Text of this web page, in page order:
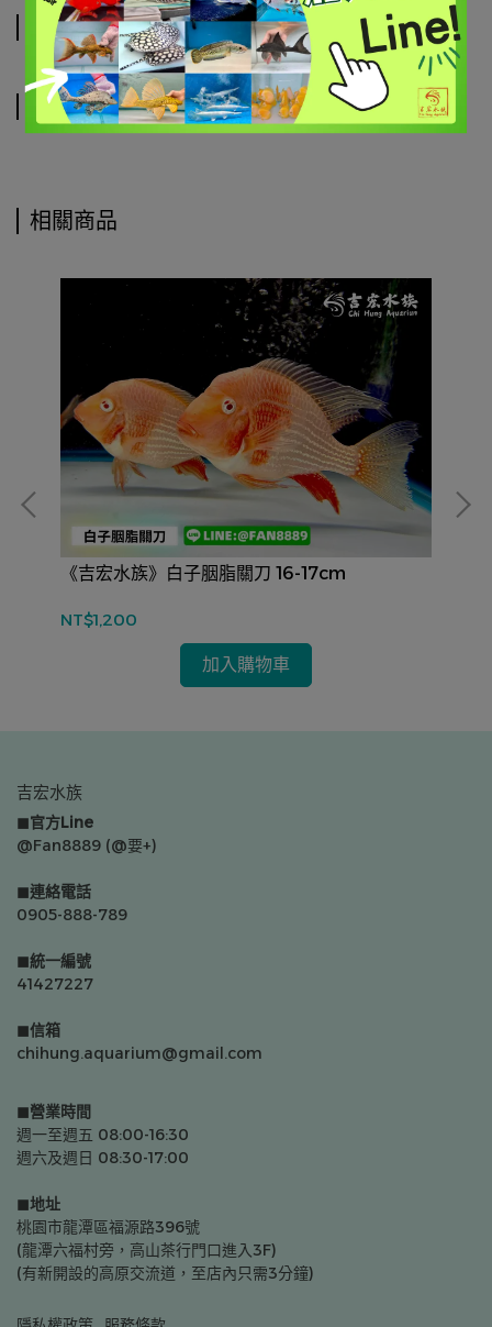
規格說明
運送方式
相關商品
《吉宏水族》白子胭脂關刀 16-17cm
NT$1,200
加入購物車
吉宏水族
◼官方Line
@Fan8889 (@要+)
◼連絡電話
0905-888-789
◼統一編號
41427227
◼信箱
chihung.aquarium@gmail.com
◼營業時間
週一至週五 08:00-16:30
週六及週日 08:30-17:00
◼地址
桃園市龍潭區福源路396號
(龍潭六福村旁，高山茶行門口進入3F)
(有新開設的高原交流道，至店內只需3分鐘)